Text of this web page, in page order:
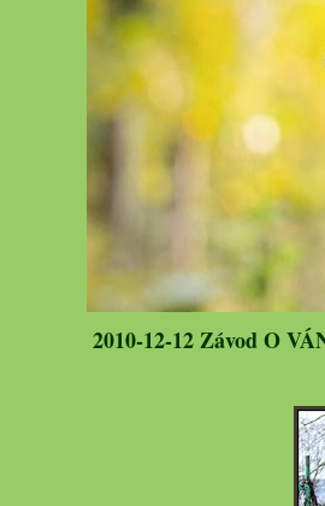
2010-12-12 Závod O